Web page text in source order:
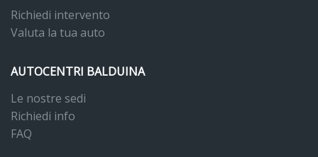
Richiedi intervento
Valuta la tua auto
AUTOCENTRI BALDUINA
Le nostre sedi
Richiedi info
FAQ